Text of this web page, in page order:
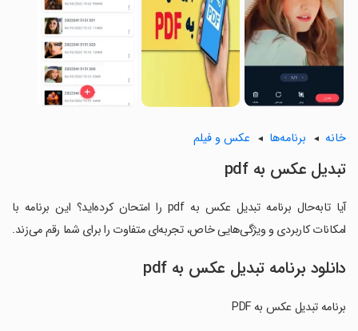
خانه برنامه‌ها عکس و فیلم
تبدیل عکس به pdf
آیا تابه‌حال برنامه تبدیل عکس به pdf را امتحان کرده‌اید؟ این برنامه با
امکانات کاربردی و ویژگی‌هایی خاص، تجربه‌ای متفاوت را برای شما رقم می‌زند.
دانلود برنامه تبدیل عکس به pdf
برنامه تبدیل عکس به PDF